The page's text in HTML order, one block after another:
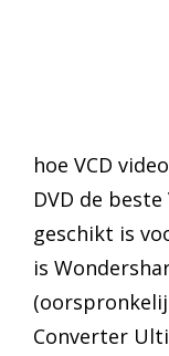
hoe VCD
DVD de
geschikt is
is
Converter